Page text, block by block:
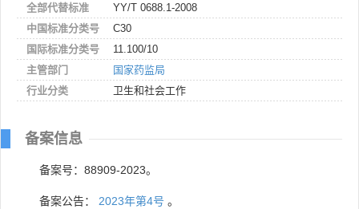
全部代替标准
YY/T 0688.1-2008
中国标准分类号
C30
国际标准分类号
11.100/10
主管部门
国家药监局
行业分类
卫生和社会工作
备案信息
备案号：88909-2023。
备案公告： 2023年第4号 。